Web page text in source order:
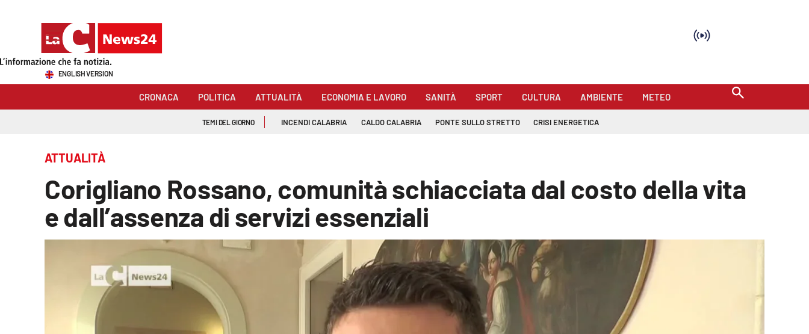
Sezioni
Economia e lavoro
Italia Mondo
ENGLISH VERSION
CRONACA POLITICA ATTUALITÀ ECONOMIA E LAVORO SANITÀ SPORT CULTURA AMBIENTE METEO
TEMI DEL GIORNO INCENDI CALABRIA CALDO CALABRIA PONTE SULLO STRETTO CRISI ENERGETICA
ATTUALITÀ
Corigliano Rossano, comunità schiacciata dal costo della vita
e dall’assenza di servizi essenziali